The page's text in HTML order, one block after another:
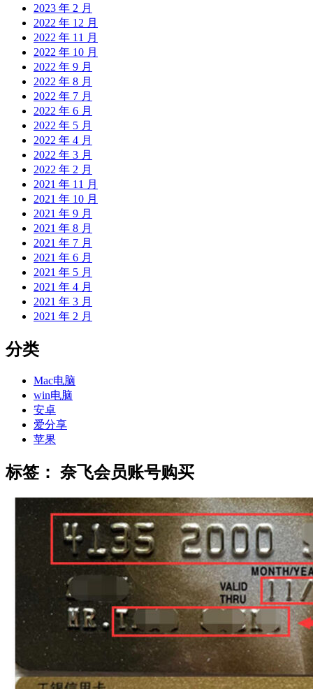
2023 年 2 月
2022 年 12 月
2022 年 11 月
2022 年 10 月
2022 年 9 月
2022 年 8 月
2022 年 7 月
2022 年 6 月
2022 年 5 月
2022 年 4 月
2022 年 3 月
2022 年 2 月
2021 年 11 月
2021 年 10 月
2021 年 9 月
2021 年 8 月
2021 年 7 月
2021 年 6 月
2021 年 5 月
2021 年 4 月
2021 年 3 月
2021 年 2 月
分类
Mac电脑
win电脑
安卓
爱分享
苹果
标签： 奈飞会员账号购买